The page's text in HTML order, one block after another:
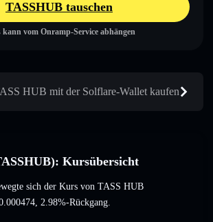
TASSHUB tauschen
kann vom Onramp-Service abhängen
HUB mit der Solflare-Wallet kaufen
Kursübersicht
sich der Kurs von TASS HUB
, 2.98%-Rückgang.